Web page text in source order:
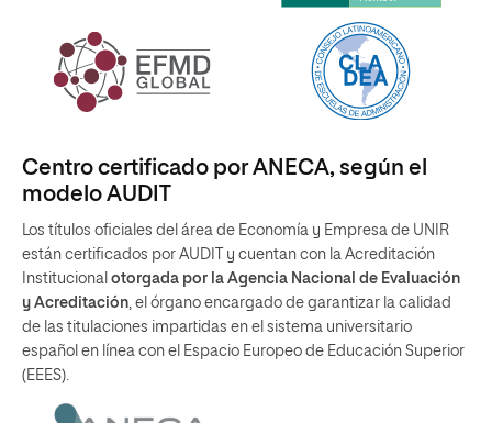
Centro certificado por ANECA, según el
modelo AUDIT
Los títulos oficiales del área de Economía y Empresa de UNIR
están certificados por AUDIT y cuentan con la Acreditación
Institucional otorgada por la Agencia Nacional de Evaluación
y Acreditación, el órgano encargado de garantizar la calidad
de las titulaciones impartidas en el sistema universitario
español en línea con el Espacio Europeo de Educación Superior
(EEES).